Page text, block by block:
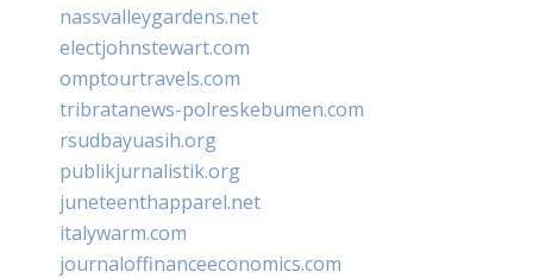
nassvalleygardens.net
electjohnstewart.com
omptourtravels.com
tribratanews-polreskebumen.com
rsudbayuasih.org
publikjurnalistik.org
juneteenthapparel.net
italywarm.com
journaloffinanceeconomics.com